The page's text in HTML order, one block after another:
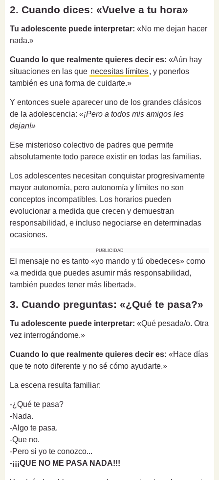
2. Cuando dices: «Vuelve a tu hora»
Tu adolescente puede interpretar: «No me dejan hacer
nada.»
Cuando lo que realmente quieres decir es: «Aún hay
situaciones en las que necesitas límites, y ponerlos
también es una forma de cuidarte.»
Y entonces suele aparecer uno de los grandes clásicos
de la adolescencia: «¡Pero a todos mis amigos les
dejan!»
Ese misterioso colectivo de padres que permite
absolutamente todo parece existir en todas las familias.
Los adolescentes necesitan conquistar progresivamente
mayor autonomía, pero autonomía y límites no son
conceptos incompatibles. Los horarios pueden
evolucionar a medida que crecen y demuestran
responsabilidad, e incluso negociarse en determinadas
ocasiones.
PUBLICIDAD
El mensaje no es tanto «yo mando y tú obedeces» como
«a medida que puedes asumir más responsabilidad,
también puedes tener más libertad».
3. Cuando preguntas: «¿Qué te pasa?»
Tu adolescente puede interpretar: «Qué pesada/o. Otra
vez interrogándome.»
Cuando lo que realmente quieres decir es: «Hace días
que te noto diferente y no sé cómo ayudarte.»
La escena resulta familiar:
-¿Qué te pasa?
-Nada.
-Algo te pasa.
-Que no.
-Pero si yo te conozco...
-¡¡¡QUE NO ME PASA NADA!!!